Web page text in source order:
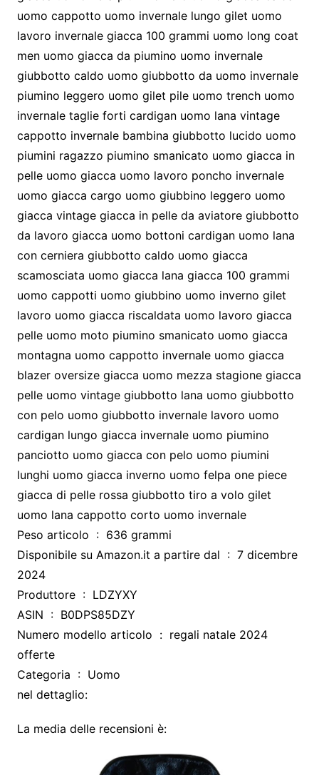
uomo cappotto uomo invernale lungo gilet uomo
lavoro invernale giacca 100 grammi uomo long coat
men uomo giacca da piumino uomo invernale
giubbotto caldo uomo giubbotto da uomo invernale
piumino leggero uomo gilet pile uomo trench uomo
invernale taglie forti cardigan uomo lana vintage
cappotto invernale bambina giubbotto lucido uomo
piumini ragazzo piumino smanicato uomo giacca in
pelle uomo giacca uomo lavoro poncho invernale
uomo giacca cargo uomo giubbino leggero uomo
giacca vintage giacca in pelle da aviatore giubbotto
da lavoro giacca uomo bottoni cardigan uomo lana
con cerniera giubbotto caldo uomo giacca
scamosciata uomo giacca lana giacca 100 grammi
uomo cappotti uomo giubbino uomo inverno gilet
lavoro uomo giacca riscaldata uomo lavoro giacca
pelle uomo moto piumino smanicato uomo giacca
montagna uomo cappotto invernale uomo giacca
blazer oversize giacca uomo mezza stagione giacca
pelle uomo vintage giubbotto lana uomo giubbotto
con pelo uomo giubbotto invernale lavoro uomo
cardigan lungo giacca invernale uomo piumino
panciotto uomo giacca con pelo uomo piumini
lunghi uomo giacca inverno uomo felpa one piece
giacca di pelle rossa giubbotto tiro a volo gilet
uomo lana cappotto corto uomo invernale
Peso articolo ‏ : ‎ 636 grammi
Disponibile su Amazon.it a partire dal ‏ : ‎ 7 dicembre
2024
Produttore ‏ : ‎ LDZYXY
ASIN ‏ : ‎ B0DPS85DZY
Numero modello articolo ‏ : ‎ regali natale 2024
offerte
Categoria ‏ : ‎ Uomo
nel dettaglio:
La media delle recensioni è: